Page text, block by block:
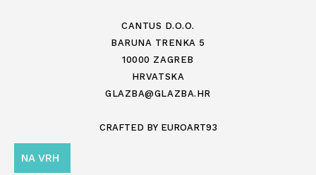
CANTUS D.O.O.
BARUNA TRENKA 5
10000 ZAGREB
HRVATSKA
GLAZBA@GLAZBA.HR
CRAFTED BY EUROART93
NA VRH